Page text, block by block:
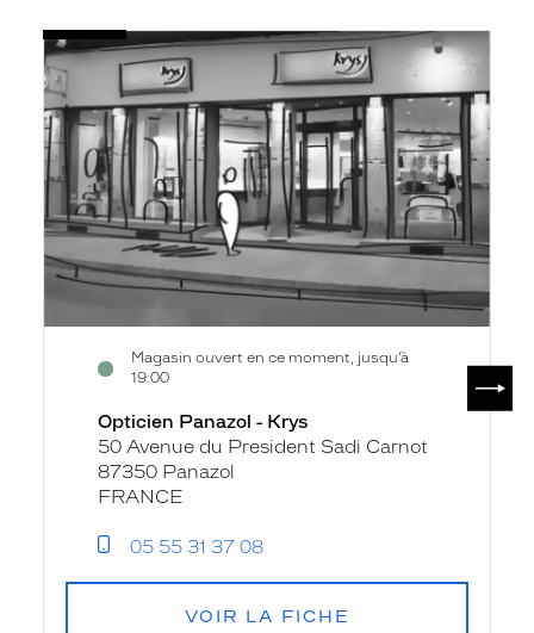
Opticien
Panazol
-
Krys
Magasin ouvert en ce moment, jusqu’à
19:00
Voir
la
fiche
Opticien Panazol - Krys
50 Avenue du President Sadi Carnot
87350 Panazol
FRANCE
05 55 31 37 08
VOIR LA FICHE